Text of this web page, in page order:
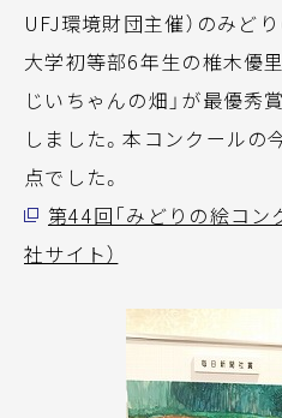
UFJ環境財団主催）のみど
大学初等部6年生の椎木優
じいちゃんの畑」が最優秀
しました。本コンクール
点でした。
第44回「みどりの絵コン
社サイト）